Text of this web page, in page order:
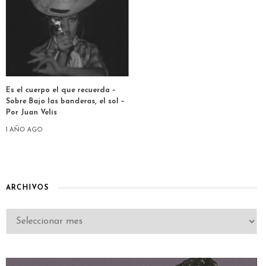
Es el cuerpo el que recuerda –
Sobre Bajo las banderas, el sol –
Por Juan Velis
1 AÑO AGO
ARCHIVOS